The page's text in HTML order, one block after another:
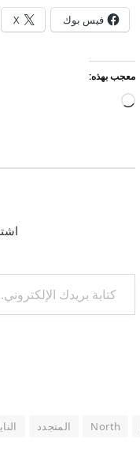
فيس بوك X
معجب بهذه:
جاري
كتابة بريدك الإلكتروني...
North المتجدد